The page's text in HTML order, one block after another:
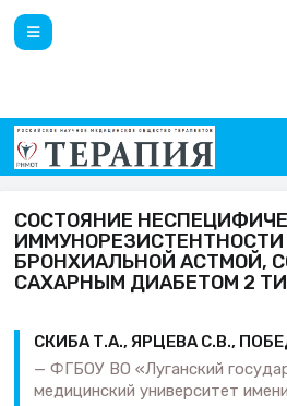
СОСТОЯНИЕ
БРОНХИАЛЬНОЙ АСТМОЙ,
САХАРНЫМ ДИАБЕТОМ 2
СКИБА Т.А., ЯРЦЕВА С.В.,
ФГБОУ ВО «Луганский
медицинский университет